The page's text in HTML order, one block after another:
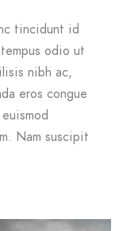
tincidunt id
odio ut
nibh ac,
eros congue
Nam suscipit